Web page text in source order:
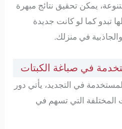
يمكن تحقيق نتائج مبهرة
تبدو كما لو كانت جديدة
في منزلك.
في صباغة الكبتات
في التجديد، يأتي دور
المختلفة التي تسهم في